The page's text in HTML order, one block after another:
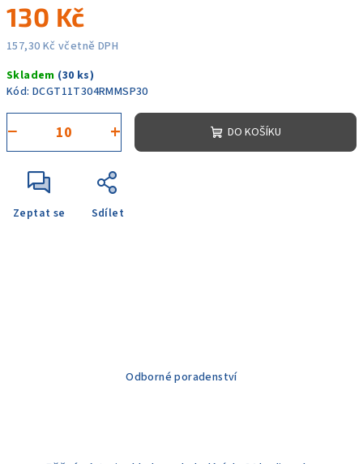
130 Kč
157,30 Kč včetně DPH
cena:
Skladem (30 ks)
Kód: DCGT11T304RMMSP30
+
− DO KOŠÍKU
Zeptat se Sdílet
Odborné poradenství